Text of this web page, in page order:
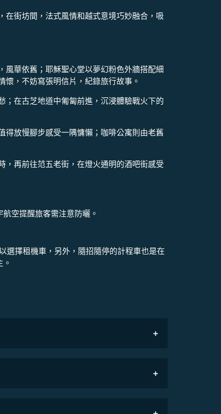
街坊間，法式風情和越式意境巧妙融合，吸
華依舊；耶穌聖心堂以夢幻粉色外牆搭配細
，不妨寫張明信片，紀錄旅行故事。
在古芝地道中匍匐前進，沉浸體驗戰火下的
放慢腳步感受一隅慵懶；咖啡公寓則由老舊
再前往范五老街，在燈火通明的酒吧街感受
空提醒旅客需注意防曬。
選擇租機車，另外，隨招隨停的計程車也是在